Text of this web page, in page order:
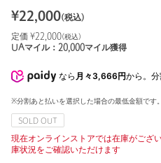
¥22,000(税込)
定価 ¥22,000(税込)
UAマイル： 20,000マイル獲得
なら 月々3,666円から。
※分割あと払いを選択した場合の最低金額です
SOLD OUT
現在オンラインストアでは在庫がござ
庫状況をご確認いただけます